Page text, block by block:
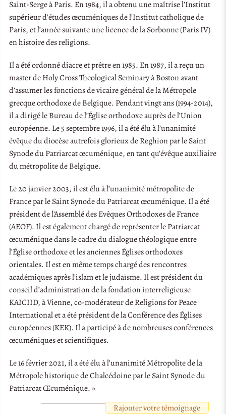
Saint-Serge à Paris. En 1984, il a obtenu une maîtrise l’Institut
supérieur d’études œcuméniques de l’Institut catholique de
Paris, et l’année suivante une licence de la Sorbonne (Paris IV)
en histoire des religions.
Il a été ordonné diacre et prêtre en 1985. En 1987, il a reçu un
master de Holy Cross Theological Seminary à Boston avant
d’assumer les fonctions de vicaire général de la Métropole
grecque orthodoxe de Belgique. Pendant vingt ans (1994-2014),
il a dirigé le Bureau de l’Église orthodoxe auprès de l’Union
européenne. Le 5 septembre 1996, il a été élu à l’unanimité
évêque du diocèse autrefois glorieux de Reghion par le Saint
Synode du Patriarcat œcuménique, en tant qu’évêque auxiliaire
du métropolite de Belgique.
Le 20 janvier 2003, il est élu à l’unanimité métropolite de
France par le Saint Synode du Patriarcat œcuménique. Il a été
président de l’Assemblé des Evêques Orthodoxes de France
(AEOF). Il est également chargé de représenter le Patriarcat
œcuménique dans le cadre du dialogue théologique entre
l’Église orthodoxe et les anciennes Églises orthodoxes
orientales. Il est en même temps chargé des rencontres
académiques après l’islam et le judaïsme. Il est président du
conseil d’administration de la fondation interreligieuse
KAICIID, à Vienne, co-modérateur de Religions for Peace
International et a été président de la Conférence des Églises
européennes (KEK). Il a participé à de nombreuses conférences
œcuméniques et scientifiques.
Le 16 février 2021, il a été élu à l’unanimité Métropolite de la
Métropole historique de Chalcédoine par le Saint Synode du
Patriarcat Œcuménique. »
Rajouter votre témoignage